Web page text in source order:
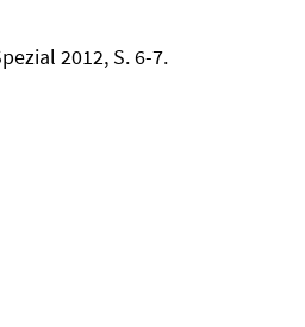
2012, S. 6-7.